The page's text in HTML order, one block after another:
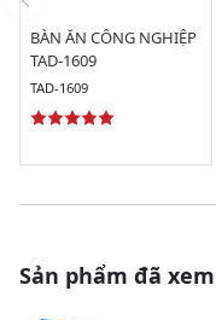
BÀN ĂN CÔNG NGHIỆP
TAD-1609
TAD-1609
Sản phẩm đã xem